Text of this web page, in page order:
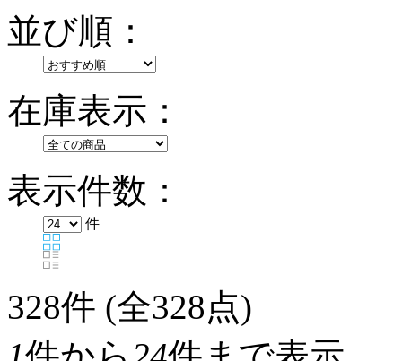
並び順：
在庫表示：
表示件数：
件
328件 (全328点)